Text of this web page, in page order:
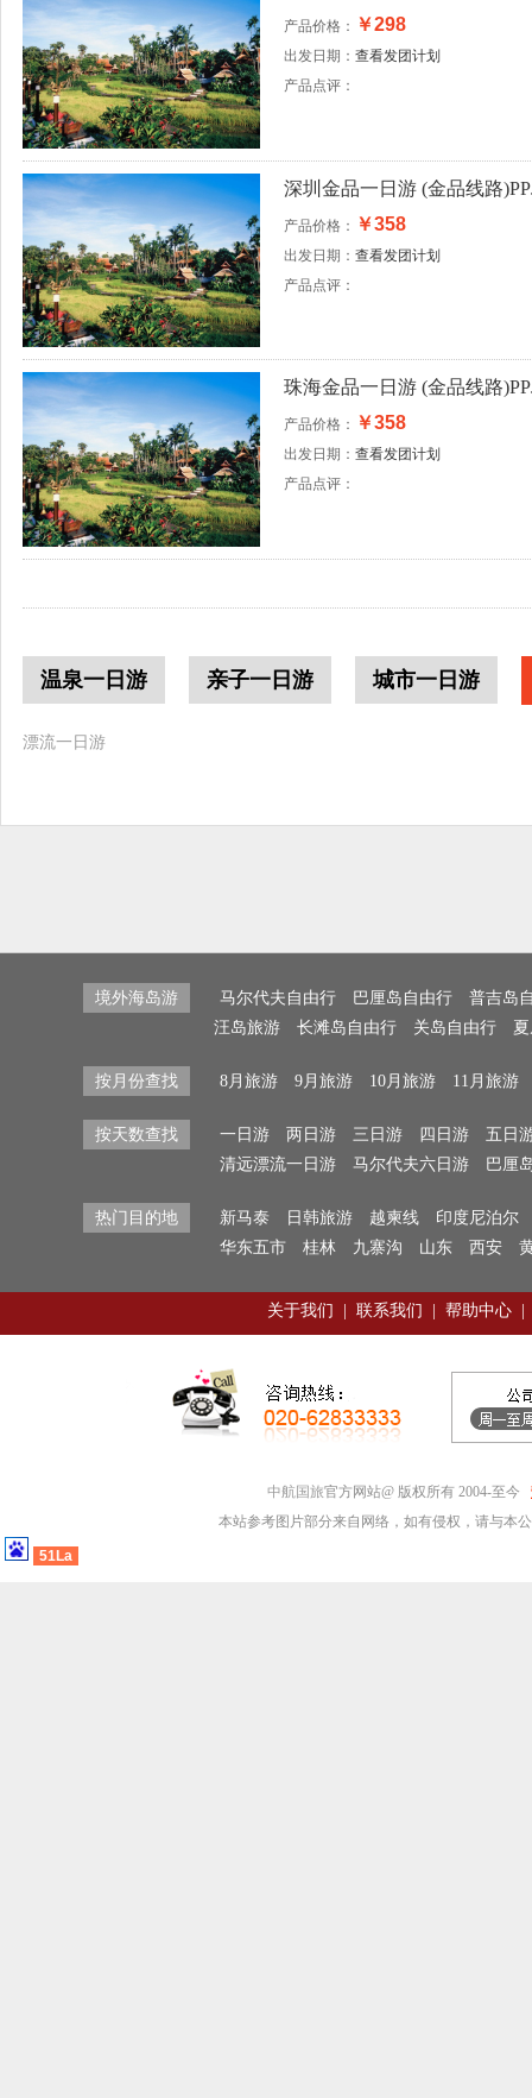
产品价格： ￥298
出发日期： 查看发团计划
产品点评：
深圳金品一日游 (金品线路
产品价格： ￥358
出发日期： 查看发团计划
产品点评：
珠海金品一日游 (金品线路
产品价格： ￥358
出发日期： 查看发团计划
产品点评：
温泉一日游 亲子一日游 城市一日游
漂流一日游
境外海岛游 马尔代夫自由行 巴厘岛自由行
普吉岛
汪岛旅游
长滩岛自由行 关岛自由行
按月份查找 8月旅游 9月旅游 10月旅游 11月旅游
按天数查找 一日游 两日游 三日游 四日游
五日
清远漂流一日游
马尔代夫六日游 巴厘
热门目的地 新马泰 日韩旅游 越柬线
印度尼泊尔
华东五市
桂林 九寨沟 山东 西安
关于我们 联系我们 帮助中心
中航国旅官方网站@ 版权所有 2004-至今
本站参考图片部分来自网络，如有侵权，请与本
51La